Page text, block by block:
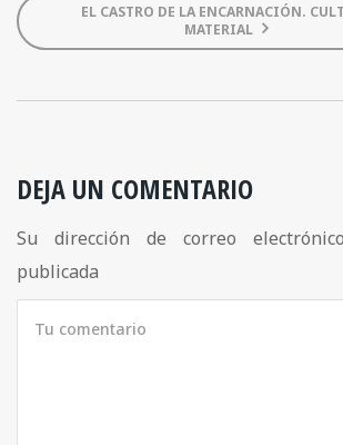
EL CASTRO DE LA ENCARNACIÓN.
MATERIAL
DEJA UN COMENTARIO
Su dirección de correo
publicada